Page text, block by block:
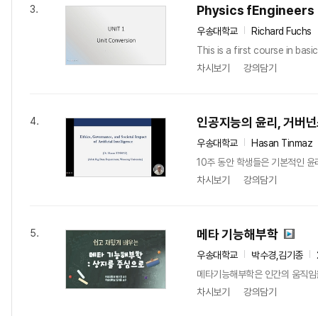
3. Physics fEngineers
우송대학교
Richard Fuchs
This is a first course in
차시보기
강의담기
4. 인공지능의 윤리, 거버
우송대학교
Hasan Tinmaz
10주 동안 학생들은 기본적인
차시보기
강의담기
5. 메타 기능해부학
우송대학교 박수경,김기종
메타기능해부학은 인간의 움직
차시보기
강의담기